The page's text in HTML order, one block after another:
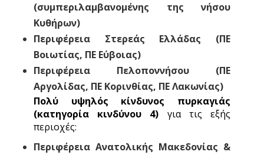
(συμπεριλαμβανομένης της νήσου
Κυθήρων)
Περιφέρεια Στερεάς Ελλάδας (ΠΕ
Βοιωτίας, ΠΕ Εύβοιας)
Περιφέρεια Πελοποννήσου (ΠΕ
Αργολίδας, ΠΕ Κορινθίας, ΠΕ Λακωνίας)
Πολύ υψηλός κίνδυνος πυρκαγιάς
(κατηγορία κινδύνου 4) για τις εξής
περιοχές:
Περιφέρεια Ανατολικής Μακεδονίας &